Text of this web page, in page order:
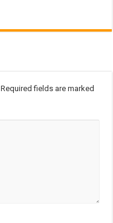
Required fields are marked